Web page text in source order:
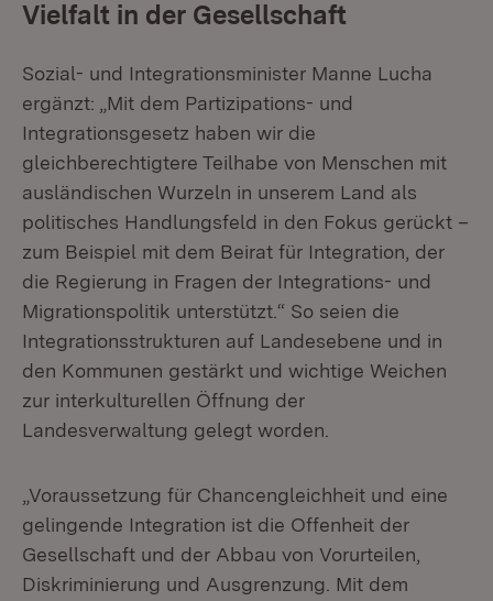
Vielfalt in der Gesellschaft
Sozial- und Integrationsminister Manne Lucha
ergänzt: „Mit dem Partizipations- und
Integrationsgesetz haben wir die
gleichberechtigtere Teilhabe von Menschen mit
ausländischen Wurzeln in unserem Land als
politisches Handlungsfeld in den Fokus gerückt –
zum Beispiel mit dem Beirat für Integration, der
die Regierung in Fragen der Integrations- und
Migrationspolitik unterstützt.“ So seien die
Integrationsstrukturen auf Landesebene und in
den Kommunen gestärkt und wichtige Weichen
zur interkulturellen Öffnung der
Landesverwaltung gelegt worden.
„Voraussetzung für Chancengleichheit und eine
gelingende Integration ist die Offenheit der
Gesellschaft und der Abbau von Vorurteilen,
Diskriminierung und Ausgrenzung. Mit dem